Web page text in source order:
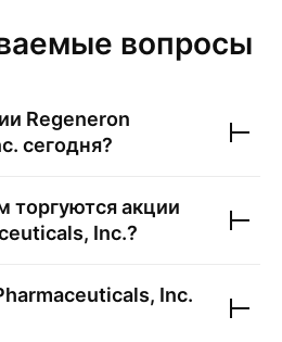
вопросы
Regeneron
сегодня?
торгуются акции
Inc.?
Inc.